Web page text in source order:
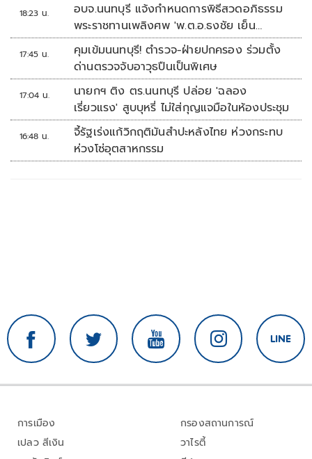
18:23 น.
อบจ.นนทบุรี แจ้งกำหนดการพิธีสวดอภิธรรม
พระราชทานเพลิงศพ 'พ.ต.อ.ธงชัย เย็น
ประเสริฐ'
17:45 น.
คุมเข้มนนทบุรี! ตำรวจ-ฝ่ายปกครอง ร่วมตั้ง
ด่านตรวจจับอาวุธปืนเป็นพิเศษ
17:04 น.
นายกฯ ติง ตร.นนทบุรี ปล่อย 'ฉลอง
เรี่ยวแรง' สูบบุหรี่ ไม่ใส่กุญแจมือในห้องประชุม
16:48 น.
จี้รัฐเร่งแก้วิกฤติมันสำปะหลังไทย ห่วงกระทบ
ห่วงโซ่อุตสาหกรรม
การเมือง
เปลว สีเงิน
กรองสถานการณ์
วาไรตี้